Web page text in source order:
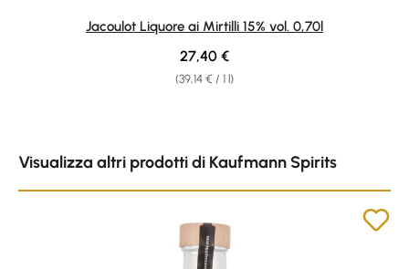
Jacoulot Liquore ai Mirtilli 15% vol. 0,70l
(39,14 € / 1 l)
Regular price:
27,40 €
Visualizza altri prodotti di Kaufmann Spirits